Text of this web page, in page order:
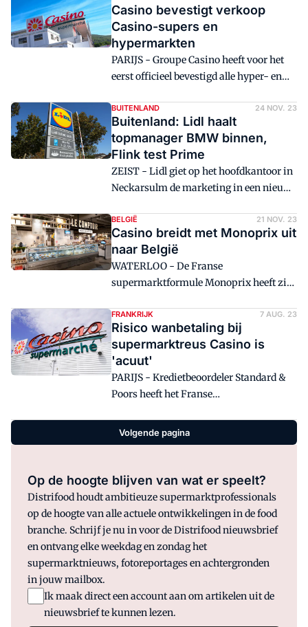
Casino bevestigt verkoop
Casino-supers en
hypermarkten
PARIJS - Groupe Casino heeft voor het
eerst officieel bevestigd alle hyper- en
te gaan verkopen.
BUITENLAND 24 NOV. 23
Buitenland: Lidl haalt
topmanager BMW binnen,
Flink test Prime
ZEIST - Lidl giet op het hoofdkantoor in
Neckarsulm de marketing in een nieuw
aangetrokken. Flink wil zijn trouwste
klanten via abonnementen aan zich
binden.
BELGIË 21 NOV. 23
Casino breidt met Monoprix uit
naar België
WATERLOO - De Franse
supermarktformule Monoprix heeft zijn
FRANKRIJK 7 AUG. 23
Risico wanbetaling bij
supermarktreus Casino is
'acuut'
PARIJS - Kredietbeoordeler Standard &
Poors heeft het Franse
afgewaardeerd naar junk-status.
Volgende pagina
Op de hoogte blijven van wat er speelt?
Distrifood houdt ambitieuze supermarktprofessionals
op de hoogte van alle actuele ontwikkelingen in de food
branche. Schrijf je nu in voor de Distrifood nieuwsbrief
en ontvang elke weekdag en zondag het
supermarktnieuws, fotoreportages en achtergronden
in jouw mailbox.
Ik maak direct een account aan om artikelen uit de
nieuwsbrief te kunnen lezen.